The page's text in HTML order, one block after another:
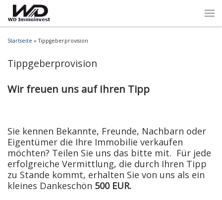
Startseite » Tippgeberprovision
Tippgeberprovision
Wir freuen uns auf Ihren Tipp
Sie kennen Bekannte, Freunde, Nachbarn oder
Eigentümer die Ihre Immobilie verkaufen
möchten? Teilen Sie uns das bitte mit. Für jede
erfolgreiche Vermittlung, die durch Ihren Tipp
zu Stande kommt, erhalten Sie von uns als ein
kleines Dankeschön 500 EUR.